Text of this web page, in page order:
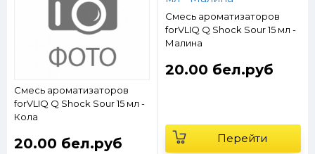
Смесь ароматизаторов
forVLIQ Q Shock Sour 15 мл -
Кола
20.00 бел.руб
Смесь ароматизаторов
forVLIQ Q Shock Sour 15 мл -
Малина
20.00 бел.руб
Перейти